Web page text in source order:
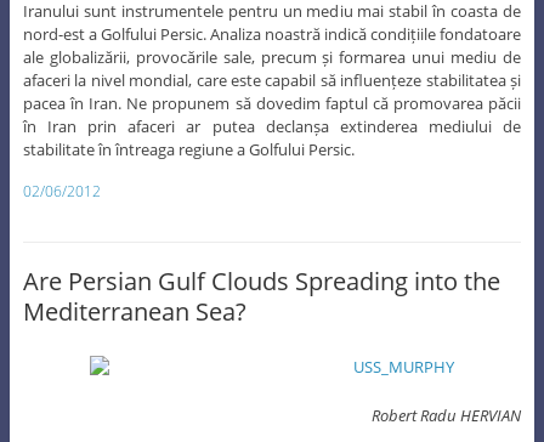
Iranului sunt instrumentele pentru un mediu mai stabil în coasta de
nord-est a Golfului Persic. Analiza noastră indică condițiile fondatoare
ale globalizării, provocările sale, precum și formarea unui mediu de
afaceri la nivel mondial, care este capabil să influențeze stabilitatea și
pacea în Iran. Ne propunem să dovedim faptul că promovarea păcii
în Iran prin afaceri ar putea declanșa extinderea mediului de
stabilitate în întreaga regiune a Golfului Persic.
02/06/2012
Are Persian Gulf Clouds Spreading into the
Mediterranean Sea?
Robert Radu HERVIAN